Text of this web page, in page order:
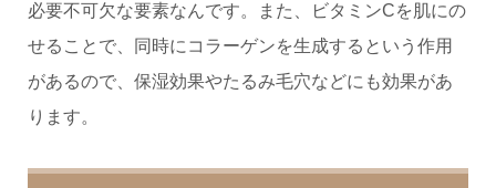
必要不可欠な要素なんです。また、ビタミンCを肌にの
せることで、同時にコラーゲンを生成するという作用
があるので、保湿効果やたるみ毛穴などにも効果があ
ります。